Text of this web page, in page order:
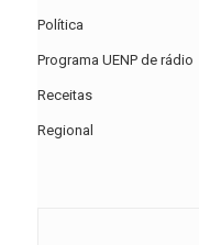
Política
Programa UENP de rádio
Receitas
Regional